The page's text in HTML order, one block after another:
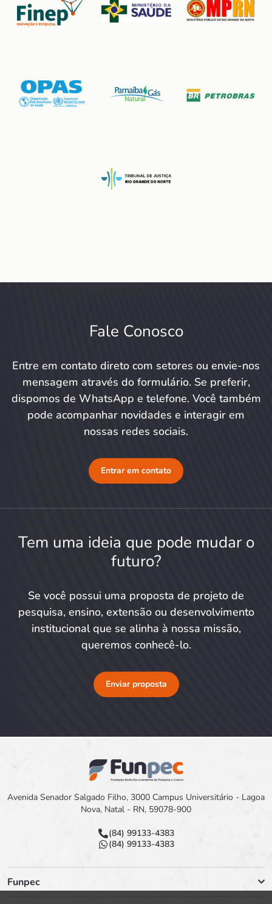
Fale Conosco
Entre em contato direto com setores ou envie-nos
mensagem através do formulário. Se preferir,
dispomos de WhatsApp e telefone. Você também
pode acompanhar novidades e interagir em
nossas redes sociais.
Entrar em contato
Tem uma ideia que pode mudar o
futuro?
Se você possui uma proposta de projeto de
pesquisa, ensino, extensão ou desenvolvimento
institucional que se alinha à nossa missão,
queremos conhecê-lo.
Enviar proposta
Avenida Senador Salgado Filho, 3000 Campus Universitário - Lagoa
Nova, Natal - RN, 59078-900
(84) 99133-4383
(84) 99133-4383
Funpec